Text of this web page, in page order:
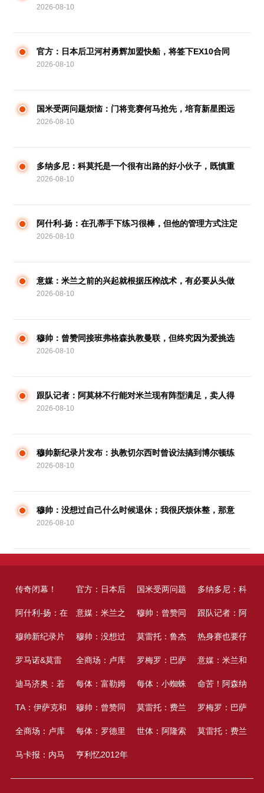
2026-08-10
官方：日本后卫河村勇辉加盟快船，将签下EX10合同
2026-08-10
国米受两问题烦恼：门将竞赛何马抢先，培育新星图远
虑仍是近忧
2026-08-10
多纳多尼：科莫托是一个很有出路的好小伙子，既慎重
又聪明
2026-08-10
阿什利-扬：在孔蒂手下练习很棒，但他的管理方式注定
待不久
2026-08-10
意媒：米兰之前的兴起就根据压榨战术，有必要从头做
到这点
2026-08-10
穆帅：曾赞同接班弗格森执教曼联，但终究因为爱挑选
了切尔西
2026-08-10
跟队记者：阿莫林不行能对米兰现有阵型满足，卖人得
抓住
2026-08-10
穆帅新纪录片发布：执教切尔西时曾设法搞到博尔顿练
习录像
2026-08-10
穆帅：没想过自己什么时候退休；我很厌烦休整，那意
味着脆弱
2026-08-10
传奇闭幕！
NBA名帅逝
世！整个联盟
都在吊唁他
官方：日本后
卫河村勇辉加
盟快船，将签
下EX10合同
国米受两问题
烦恼：门将竞
赛何马抢先，
培育新星图远
虑仍是近忧
多纳多尼：科
莫托是一个很
有出路的好小
伙子，既慎重
又聪明
阿什利-扬：在
孔蒂手下练习
很棒，但他的
管理方式注定
待不久
意媒：米兰之
前的兴起就根
据压榨战术，
有必要从头做
到这点
穆帅：曾赞同
接班弗格森执
教曼联，但终
究因为爱挑选
了切尔西
跟队记者：阿
莫林不行能对
米兰现有阵型
满足，卖人得
抓住
穆帅新纪录片
发布：执教切
尔西时曾设法
搞到博尔顿练
习录像
穆帅：没想过
自己什么时候
退休；我很厌
烦休整，那意
味着脆弱
莫雷托：鲁杰
里赞同加盟维
拉，沙龙之间
也行将谈妥
热身赛也要仔
细！穆里尼奥
又在补水期间
辅导弟子
罗马诺&莫雷
托：米兰还没
谈瓦赫迪；西
塞或许租借去
都灵
全商场：卢库
米与尤文就转
会达到开始共
同；博洛尼亚
无意降价
罗梅罗：巴萨
记者收到了马
竞球迷集体或
许施行人身攻
意媒：米兰和
波尔图现在就
希门尼斯打开
的触摸没有推
迪马济奥：若
莫拉加盟罗
马，波尔图将
会开端寻求圣
地亚哥
每体：富勒姆
有意福特，若
收到1000万欧
报价巴萨或放
人
每体：小蜘蛛
明日归队，巴
萨寄望他倒逼
命苦！阿森纳
连续惨遭截
胡，7大重磅引
赛季远景堪忧
TA：伊萨克和
维尔茨的默契
度不断提高；
利物浦还会补
穆帅：曾赞同
接班弗格森执
教曼联，但终
究因为爱挑选
莫雷托：费兰
期望周三之前
黎很快会正式
罗梅罗：巴萨
记者收到了马
许施行人身攻
全商场：卢库
米与尤文就转
会达到开始共
每体：罗德里
若加盟巴萨，
德容、贝尔纳
世体：阿隆索
苏比门迪，枪
莫雷托：费兰
敲定未来，巴
马卡报：内马
尔合同完毕后
亨利忆2012年
足总杯战利兹